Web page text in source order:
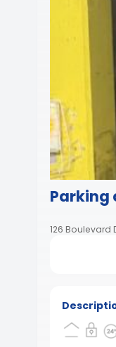
Parking
126 Boulevard